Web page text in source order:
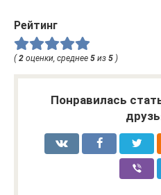
Рейтинг
(2 оценки, среднее 5 из 5 )
Понравилась